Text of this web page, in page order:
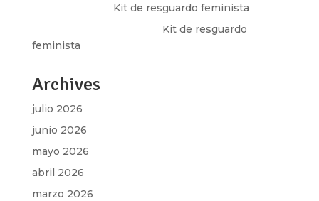
Kit de resguardo feminista
Kit de resguardo
feminista
Archives
julio 2026
junio 2026
mayo 2026
abril 2026
marzo 2026